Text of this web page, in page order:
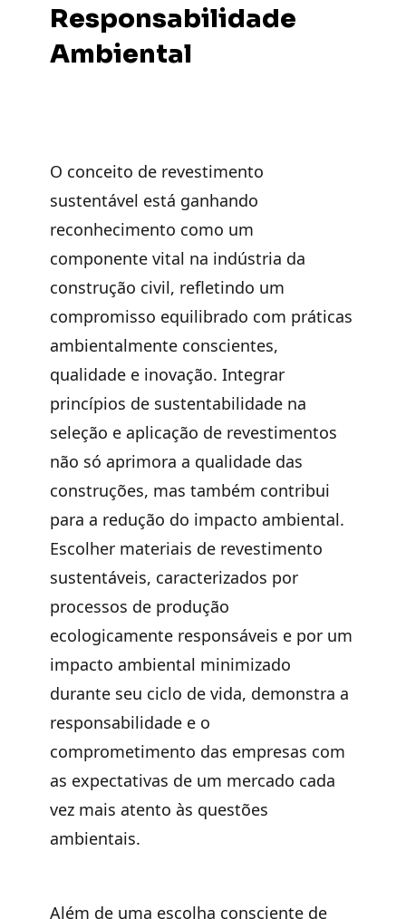
Responsabilidade
Ambiental
O conceito de revestimento
sustentável está ganhando
reconhecimento como um
componente vital na indústria da
construção civil, refletindo um
compromisso equilibrado com práticas
ambientalmente conscientes,
qualidade e inovação. Integrar
princípios de sustentabilidade na
seleção e aplicação de revestimentos
não só aprimora a qualidade das
construções, mas também contribui
para a redução do impacto ambiental.
Escolher materiais de revestimento
sustentáveis, caracterizados por
processos de produção
ecologicamente responsáveis e por um
impacto ambiental minimizado
durante seu ciclo de vida, demonstra a
responsabilidade e o
comprometimento das empresas com
as expectativas de um mercado cada
vez mais atento às questões
ambientais.
Além de uma escolha consciente de